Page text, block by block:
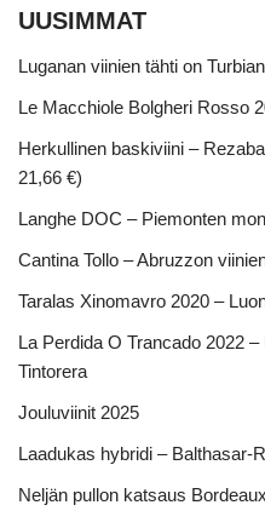
UUSIMMAT
Luganan viinien tähti on
Le Macchiole Bolgheri Rosso
Herkullinen baskiviini –
21,66 €)
Langhe DOC – Piemonten
Cantina Tollo – Abruzzon
Taralas Xinomavro 2020 –
La Perdida O Trancado 2022
Tintorera
Jouluviinit 2025
Laadukas hybridi – Balthasar-
Neljän pullon katsaus